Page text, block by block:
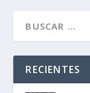
RECIENTES